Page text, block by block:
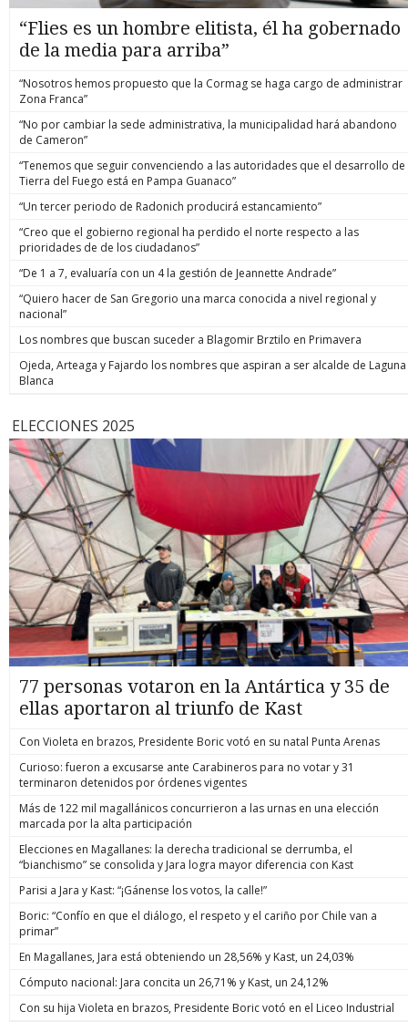
“Flies es un hombre elitista, él ha gobernado
de la media para arriba”
“Nosotros hemos propuesto que la Cormag se haga cargo de administrar
Zona Franca”
“No por cambiar la sede administrativa, la municipalidad hará abandono
de Cameron”
“Tenemos que seguir convenciendo a las autoridades que el desarrollo de
Tierra del Fuego está en Pampa Guanaco”
“Un tercer periodo de Radonich producirá estancamiento”
“Creo que el gobierno regional ha perdido el norte respecto a las
prioridades de de los ciudadanos”
“De 1 a 7, evaluaría con un 4 la gestión de Jeannette Andrade”
“Quiero hacer de San Gregorio una marca conocida a nivel regional y
nacional”
Los nombres que buscan suceder a Blagomir Brztilo en Primavera
Ojeda, Arteaga y Fajardo los nombres que aspiran a ser alcalde de Laguna
Blanca
ELECCIONES 2025
77 personas votaron en la Antártica y 35 de
ellas aportaron al triunfo de Kast
Con Violeta en brazos, Presidente Boric votó en su natal Punta Arenas
Curioso: fueron a excusarse ante Carabineros para no votar y 31
terminaron detenidos por órdenes vigentes
Más de 122 mil magallánicos concurrieron a las urnas en una elección
marcada por la alta participación
Elecciones en Magallanes: la derecha tradicional se derrumba, el
“bianchismo” se consolida y Jara logra mayor diferencia con Kast
Parisi a Jara y Kast: “¡Gánense los votos, la calle!”
Boric: “Confío en que el diálogo, el respeto y el cariño por Chile van a
primar”
En Magallanes, Jara está obteniendo un 28,56% y Kast, un 24,03%
Cómputo nacional: Jara concita un 26,71% y Kast, un 24,12%
Con su hija Violeta en brazos, Presidente Boric votó en el Liceo Industrial